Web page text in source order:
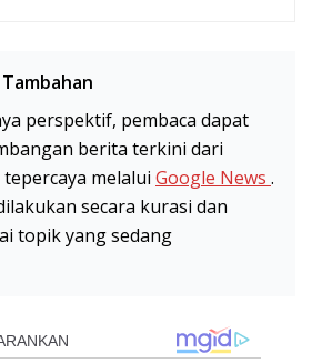
perspektif, pembaca dapat
berita terkini dari
melalui Google News .
secara kurasi dan
topik yang sedang